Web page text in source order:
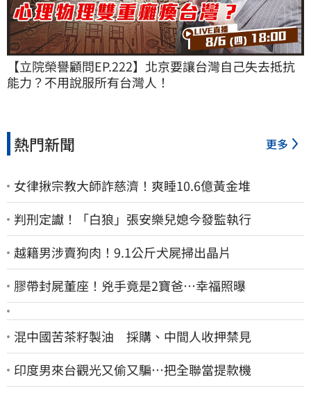
【立院榮譽顧問EP.222】北京要讓台灣自己失去抵抗
能力？不用說服所有台灣人！
熱門新聞 更多
女律揪宗教大師詐慈濟！爽睡10.6億黃金堆
判刑定讞！「白狼」張安樂兒媳今發監執行
越籍男涉賣狗肉！9.1公斤犬屍掃出晶片
膠帶封屍董座！兇手竟是2寶爸…幸福照曝
混中國苦茶籽製油 採購、中間人收押禁見
印度男來台觀光又偷又騙…把全聯當提款機